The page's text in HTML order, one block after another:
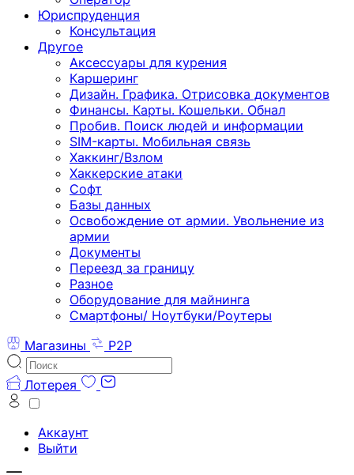
Юриспруденция
Консультация
Другoе
Аксессуары для курения
Каршеринг
Дизайн. Графика. Отрисовка документов
Финансы. Карты. Кошельки. Обнал
Пробив. Поиск людей и информации
SIM-карты. Мобильная связь
Хаккинг/Взлом
Хаккерские атаки
Софт
Базы данных
Освобождение от армии. Увольнение из
армии
Документы
Переезд за границу
Разное
Оборудование для майнинга
Смартфоны/ Ноутбуки/Роутеры
Магазины
P2P
Лотерея
Аккаунт
Выйти